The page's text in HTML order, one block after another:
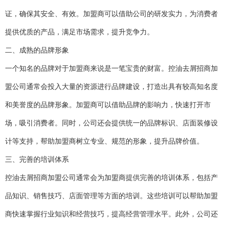
证，确保其安全、有效。加盟商可以借助公司的研发实力，为消费者
提供优质的产品，满足市场需求，提升竞争力。
二、成熟的品牌形象
一个知名的品牌对于加盟商来说是一笔宝贵的财富。控油去屑招商加
盟公司通常会投入大量的资源进行品牌建设，打造出具有较高知名度
和美誉度的品牌形象。加盟商可以借助品牌的影响力，快速打开市
场，吸引消费者。同时，公司还会提供统一的品牌标识、店面装修设
计等支持，帮助加盟商树立专业、规范的形象，提升品牌价值。
三、完善的培训体系
控油去屑招商加盟公司通常会为加盟商提供完善的培训体系，包括产
品知识、销售技巧、店面管理等方面的培训。这些培训可以帮助加盟
商快速掌握行业知识和经营技巧，提高经营管理水平。此外，公司还